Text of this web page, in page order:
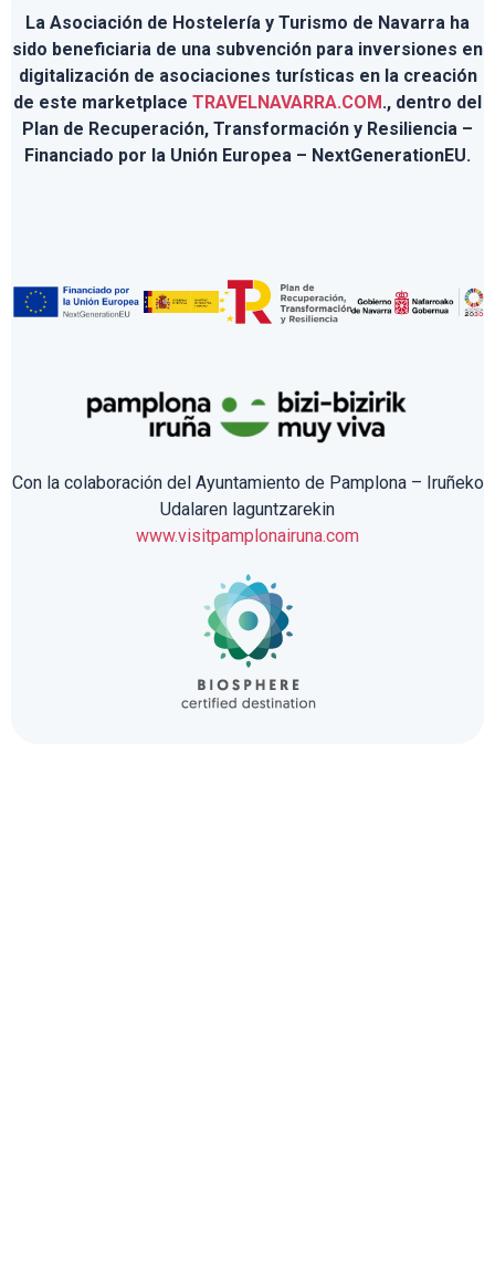
La Asociación de Hostelería y Turismo de Navarra ha
sido beneficiaria de una subvención para inversiones en
digitalización de asociaciones turísticas en la creación
de este marketplace TRAVELNAVARRA.COM ., dentro del
Plan de Recuperación, Transformación y Resiliencia –
Financiado por la Unión Europea – NextGenerationEU.
Con la colaboración del Ayuntamiento de Pamplona – Iruñeko
Udalaren laguntzarekin
www.visitpamplonairuna.com